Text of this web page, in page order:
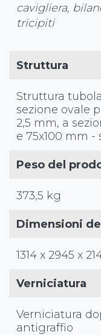
cavigliera,
tricipiti
Struttura
Struttura
sezione ovale
2,5 mm, a
e 75x100 mm -
Peso del
373,5 kg
Dimensioni
1314 x 2945 x
Verniciatura
Verniciatura
antigraffio